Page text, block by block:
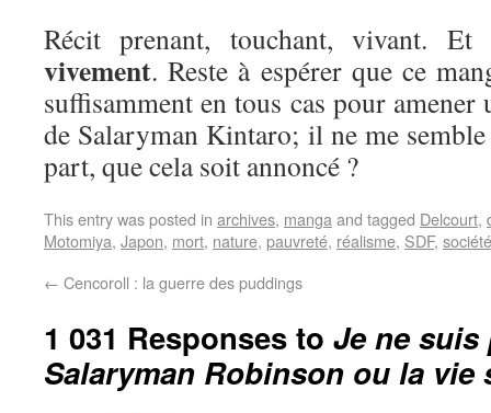
Récit prenant, touchant, vivant.
vivement. Reste à espérer que ce
suffisamment en tous cas pour
de Salaryman Kintaro; il ne me
part, que cela soit annoncé ?
This entry was posted in archives, manga and tagged Delcourt,
Motomiya, Japon, mort, nature, pauvreté, réalisme, SDF, société
← Cencoroll : la guerre des puddings
1 031 Responses to Je ne suis
Salaryman Robinson ou la vie